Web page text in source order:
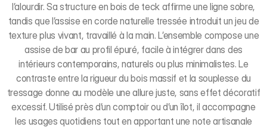
l’alourdir. Sa structure en bois de teck affirme une ligne sobre,
tandis que l’assise en corde naturelle tressée introduit un jeu de
texture plus vivant, travaillé à la main. L’ensemble compose une
assise de bar au profil épuré, facile à intégrer dans des
intérieurs contemporains, naturels ou plus minimalistes. Le
contraste entre la rigueur du bois massif et la souplesse du
tressage donne au modèle une allure juste, sans effet décoratif
excessif. Utilisé près d’un comptoir ou d’un îlot, il accompagne
les usages quotidiens tout en apportant une note artisanale